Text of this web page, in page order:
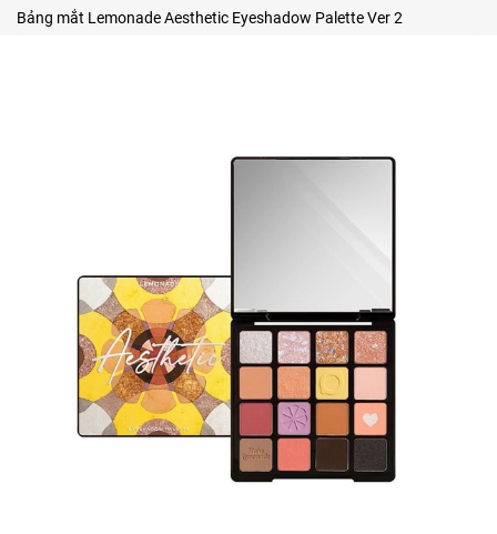
Bảng mắt Lemonade Aesthetic Eyeshadow Palette Ver 2